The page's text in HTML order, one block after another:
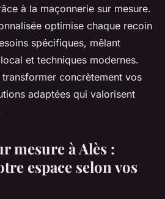
à la maçonnerie sur mesure.
optimise chaque recoin
spécifiques, mêlant
et techniques modernes.
concrètement vos
adaptées qui valorisent
mesure à Alès :
espace selon vos